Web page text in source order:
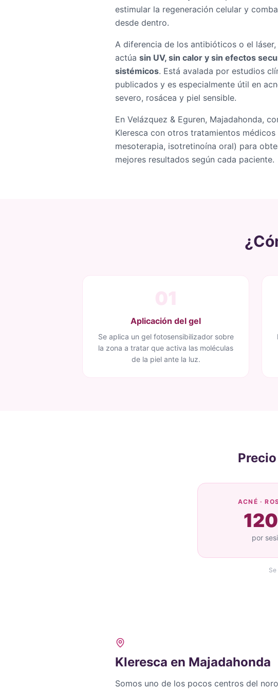
estimular la regeneración celular y
desde dentro.
A diferencia de los antibióticos o el láser,
actúa sin UV, sin calor y sin efectos
sistémicos. Está avalada por estudios
publicados y es especialmente útil en
severo, rosácea y piel sensible.
En Velázquez & Eguren, Majadahonda,
Kleresca con otros tratamientos médicos
mesoterapia, isotretinoína oral) para
mejores resultados según cada paciente.
01
Aplicación del gel
Se aplica un gel fotosensibilizador sobre
la zona a tratar que activa las moléculas
de la piel ante la luz.
ACNÉ ·
por
Kleresca en Majadahonda
Somos uno de los pocos centros del